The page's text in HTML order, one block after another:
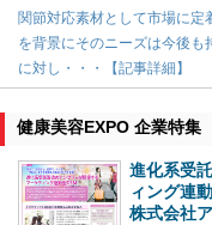
関節対応素材として市場に
を背景にそのニーズは今後
に対し・・・【記事詳細】
健康美容EXPO 企業特集
進化系受
ィング連
株式会社